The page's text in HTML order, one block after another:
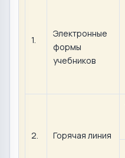
1.
Электронные
формы
учебников
2. Горячая линия